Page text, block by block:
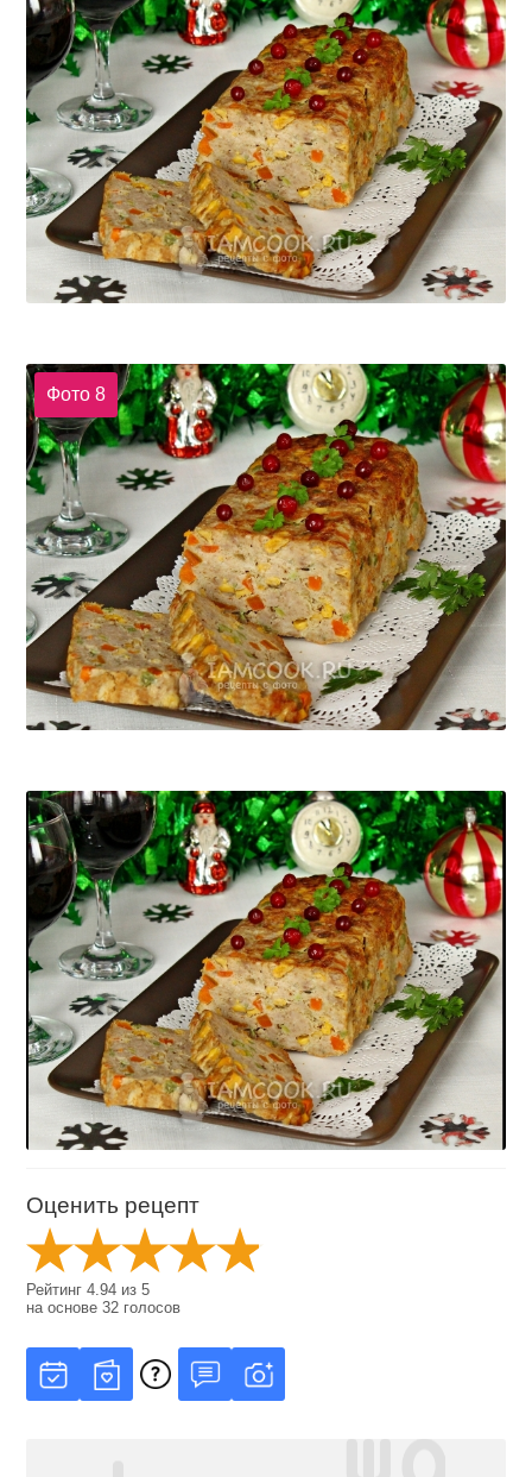
Фото 8
Оценить рецепт
Рейтинг4.94 из5
на основе32 голосов